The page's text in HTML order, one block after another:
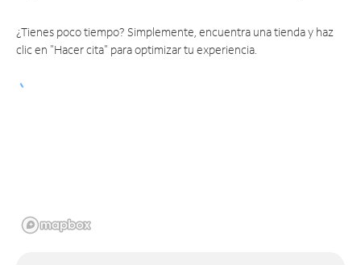
¿Tienes poco tiempo? Simplemente, encuentra una tienda y haz
clic en "Hacer cita" para optimizar tu experiencia.